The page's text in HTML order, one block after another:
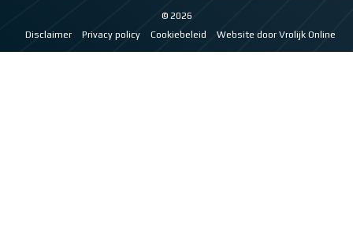
© 2026
Disclaimer
Privacy policy Cookiebeleid Website door Vrolijk Online